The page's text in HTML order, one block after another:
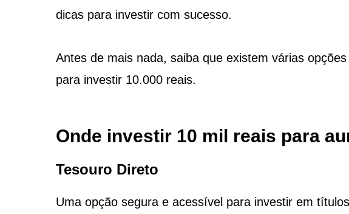
dicas para investir com sucesso.
Antes de mais nada, saiba que existem várias
para investir 10.000 reais.
Onde investir 10 mil reais para
Tesouro Direto
Uma opção segura e acessível para investir em